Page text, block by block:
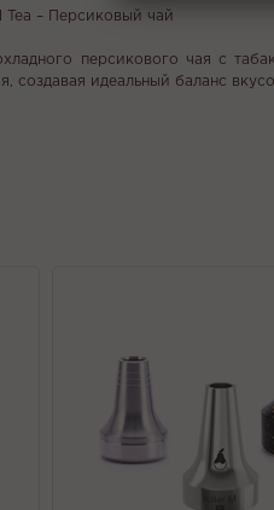
Tea – Персиковый чай
персикового чая с
создавая идеальный баланс